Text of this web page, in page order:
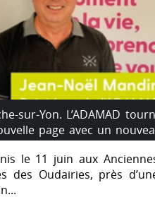
sur-Yon. L’ADAMAD
page avec un
le 11 juin aux
des Oudairies, près